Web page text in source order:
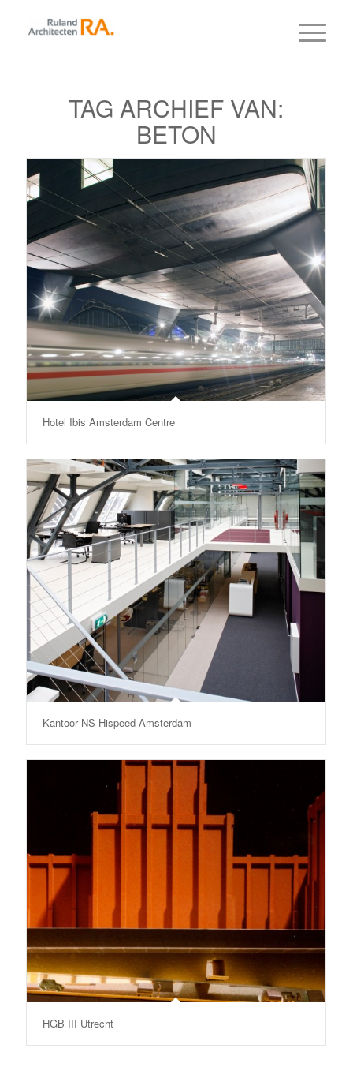
TAG ARCHIEF VAN:
BETON
Hotel Ibis Amsterdam Centre
Kantoor NS Hispeed Amsterdam
HGB III Utrecht